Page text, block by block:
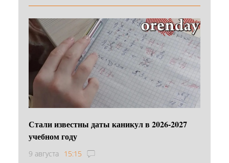
Стали известны даты каникул в 2026-2027
учебном году
9 августа 15:15